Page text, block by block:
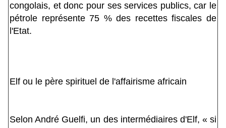
congolais, et donc pour ses services publics, car le
pétrole représente 75 % des recettes fiscales de
l'Etat.
Elf ou le père spirituel de l'affairisme africain
Selon André Guelfi, un des intermédiaires d'Elf, « si